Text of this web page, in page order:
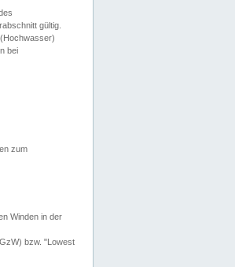
gültig.
bei
zum
Winden in der
bzw. "Lowest